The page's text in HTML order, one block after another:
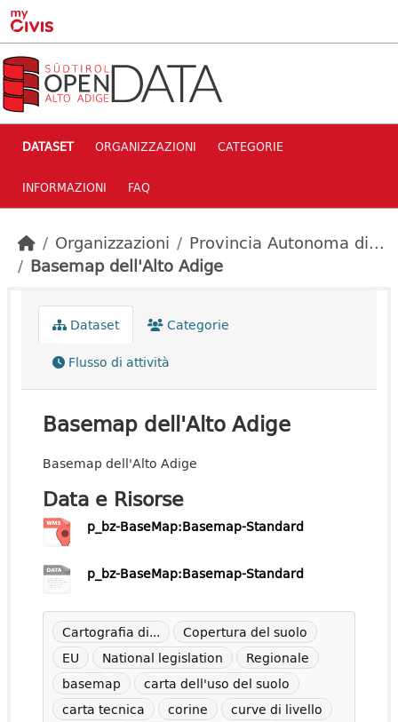
Skip to main content
DATASET ORGANIZZAZIONI CATEGORIE
INFORMAZIONI FAQ
Organizzazioni
Provincia Autonoma di...
Basemap dell'Alto Adige
Dataset
Categorie
Flusso di attività
Basemap dell'Alto Adige
Basemap dell'Alto Adige
Data e Risorse
p_bz-BaseMap:Basemap-Standard
p_bz-BaseMap:Basemap-Standard
Cartografia di...
Copertura del suolo
EU
National legislation
Regionale
basemap
carta dell'uso del suolo
carta tecnica
corine
curve di livello